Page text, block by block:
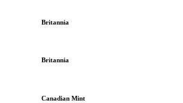
Britannia
Britannia
Canadian Mint